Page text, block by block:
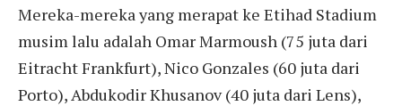
Mereka-mereka yang merapat ke Etihad Stadium
musim lalu adalah Omar Marmoush (75 juta dari
Eitracht Frankfurt), Nico Gonzales (60 juta dari
Porto), Abdukodir Khusanov (40 juta dari Lens),